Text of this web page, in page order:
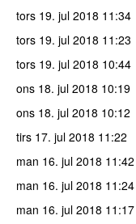
tors 19. jul 2018 11:34
tors 19. jul 2018 11:23
tors 19. jul 2018 10:44
ons 18. jul 2018 10:19
ons 18. jul 2018 10:12
tirs 17. jul 2018 11:22
man 16. jul 2018 11:42
man 16. jul 2018 11:24
man 16. jul 2018 11:17